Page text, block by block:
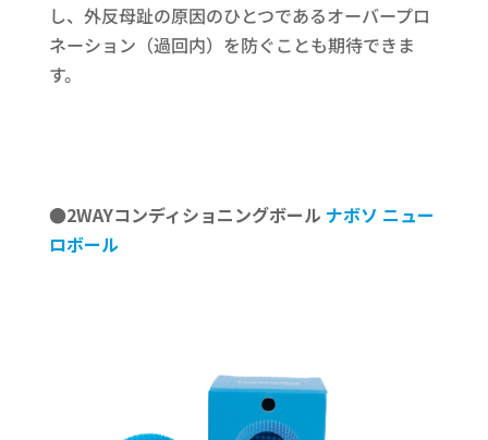
し、外反母趾の原因のひとつであるオーバープロ
ネーション（過回内）を防ぐことも期待できま
す。
●2WAYコンディショニングボール ナボソ ニュー
ロボール